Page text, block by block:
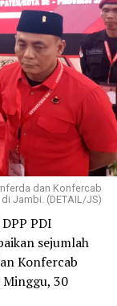
buruh.
saya
wakil rakyat
di lapangan,
hak-hak
dan Konfercab
di Jambi. (DETAIL/JS)
PDI
sejumlah
Konfercab
Minggu, 30